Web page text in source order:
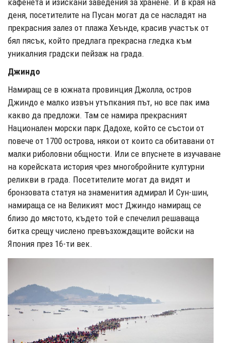
деня, посетителите на Пусан могат да се насладят на
прекрасния залез от плажа Хеънде, красив участък от
бял пясък, който предлага прекрасна гледка към
уникалния градски пейзаж на града.
Джиндо
Намиращ се в южната провинция Джолла, остров
Джиндо е малко извън утъпкания път, но все пак има
какво да предложи. Там се намира прекрасният
Национален морски парк Дадохе, който се състои от
повече от 1700 острова, някои от които са обитавани от
малки риболовни общности. Или се впуснете в изучаване
на корейската история чрез многобройните културни
реликви в града. Посетителите могат да видят и
бронзовата статуя на знаменития адмирал И Сун-шин,
намираща се на Великият мост Джиндо намиращ се
близо до мястото, където той е спечелил решаваща
битка срещу числено превъзхождащите войски на
Япония през 16-ти век.